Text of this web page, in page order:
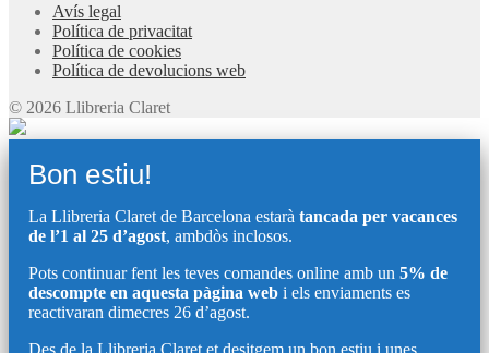
Avís legal
Política de privacitat
Política de cookies
Política de devolucions web
© 2026 Llibreria Claret
Bon estiu!
La Llibreria Claret de Barcelona estarà tancada per vacances
de l’1 al 25 d’agost, ambdòs inclosos.
Pots continuar fent les teves comandes online amb un 5% de
descompte en aquesta pàgina web i els enviaments es
reactivaran dimecres 26 d’agost.
Des de la Llibreria Claret et desitgem un bon estiu i unes